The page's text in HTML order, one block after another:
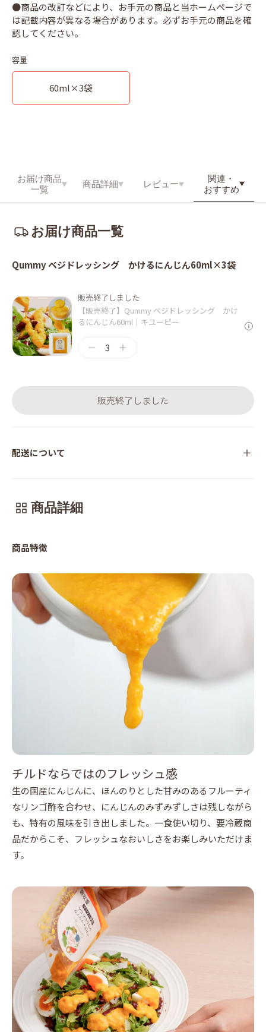
●商品の改訂などにより、お手元の商品と当ホームページで
は記載内容が異なる場合があります。必ずお手元の商品を確
容量
60ml×3袋
お届け商品
一覧
商品詳細 レビュー
関連・
おすすめ
お届け商品一覧
Qummy ベジドレッシング かけるにんじん60ml×3袋
販売終了しました
【販売終了】Qummy ベジドレッシング かけ
るにんじん60ml｜キユーピー
3
販売終了しました
配送について
商品詳細
商品特徴
チルドならではのフレッシュ感
生の国産にんじんに、ほんのりとした甘みのあるフルーティ
なリンゴ酢を合わせ、にんじんのみずみずしさは残しながら
も、特有の風味を引き出しました。一食使い切り、要冷蔵商
品だからこそ、フレッシュなおいしさをお楽しみいただけま
す。